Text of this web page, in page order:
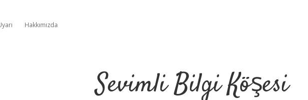
Hakkımızda
Sevimli Bilgi Köşesi